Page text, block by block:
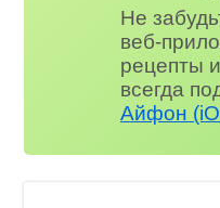
Не
веб-
рецепты
всегда
Айфон